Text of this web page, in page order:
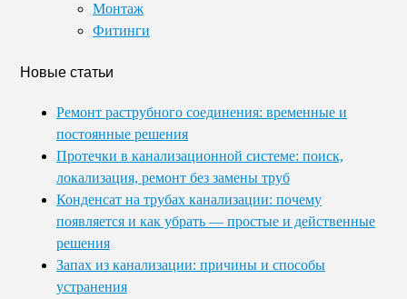
Монтаж
Фитинги
Новые статьи
Ремонт раструбного соединения: временные и
постоянные решения
Протечки в канализационной системе: поиск,
локализация, ремонт без замены труб
Конденсат на трубах канализации: почему
появляется и как убрать — простые и действенные
решения
Запах из канализации: причины и способы
устранения